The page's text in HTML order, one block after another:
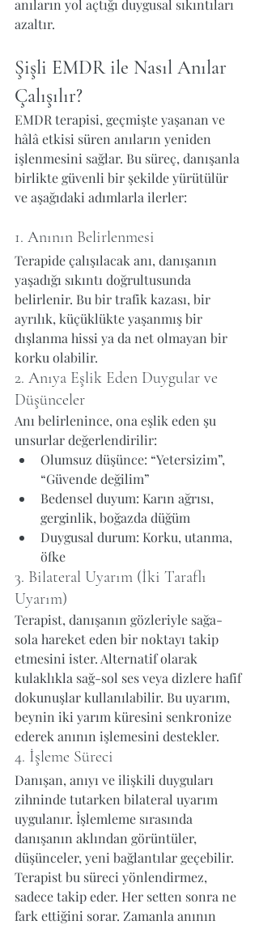
anıların yol açtığı duygusal sıkıntıları
azaltır.
Şişli EMDR ile Nasıl Anılar
Çalışılır?
EMDR terapisi, geçmişte yaşanan ve
hâlâ etkisi süren anıların yeniden
işlenmesini sağlar. Bu süreç, danışanla
birlikte güvenli bir şekilde yürütülür
ve aşağıdaki adımlarla ilerler:
1. Anının Belirlenmesi
Terapide çalışılacak anı, danışanın
yaşadığı sıkıntı doğrultusunda
belirlenir. Bu bir trafik kazası, bir
ayrılık, küçüklükte yaşanmış bir
dışlanma hissi ya da net olmayan bir
korku olabilir.
2. Anıya Eşlik Eden Duygular ve
Düşünceler
Anı belirlenince, ona eşlik eden şu
unsurlar değerlendirilir:
Olumsuz düşünce: “Yetersizim”,
“Güvende değilim”
Bedensel duyum: Karın ağrısı,
gerginlik, boğazda düğüm
Duygusal durum: Korku, utanma,
öfke
3. Bilateral Uyarım (İki Taraflı
Uyarım)
Terapist, danışanın gözleriyle sağa-
sola hareket eden bir noktayı takip
etmesini ister. Alternatif olarak
kulaklıkla sağ-sol ses veya dizlere hafif
dokunuşlar kullanılabilir. Bu uyarım,
beynin iki yarım küresini senkronize
ederek anının işlemesini destekler.
4. İşleme Süreci
Danışan, anıyı ve ilişkili duyguları
zihninde tutarken bilateral uyarım
uygulanır. İşlemleme sırasında
danışanın aklından görüntüler,
düşünceler, yeni bağlantılar geçebilir.
Terapist bu süreci yönlendirmez,
sadece takip eder. Her setten sonra ne
fark ettiğini sorar. Zamanla anının